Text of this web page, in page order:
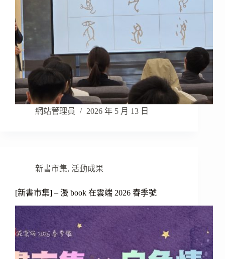
網站管理員 2026 年 5 月 13 日
新書市集, 活動成果
[新書市集] – 漫 book 在雲端 2026 春季號